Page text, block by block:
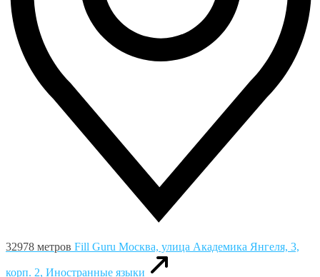
32978 метров Fill Guru Москва, улица Академика Янгеля, 3,
корп. 2, Иностранные языки